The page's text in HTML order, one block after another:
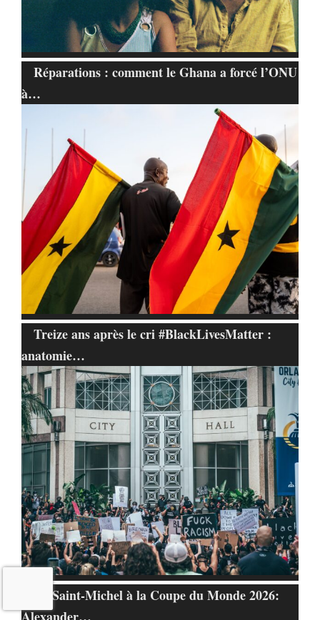
Réparations : comment le Ghana a forcé l’ONU
à…
Treize ans après le cri #BlackLivesMatter :
anatomie…
De Saint-Michel à la Coupe du Monde 2026: